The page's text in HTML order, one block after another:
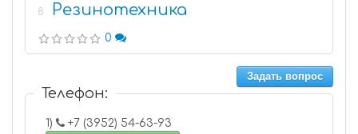
8 Резинотехника
0
Задать вопрос
Телефон:
1)
+7 (3952) 54-63-93